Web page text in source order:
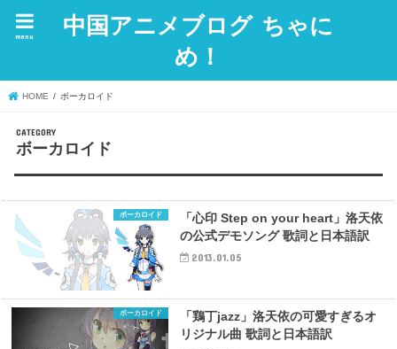
中国アニメブログ ちゃに
め！
menu
HOME ボーカロイド
ボーカロイド
ボーカロイド
「心印 Step on your heart」洛天依
の公式デモソング 歌詞と日本語訳
2013.01.05
ボーカロイド
「鶏丁jazz」洛天依の可愛すぎるオ
リジナル曲 歌詞と日本語訳